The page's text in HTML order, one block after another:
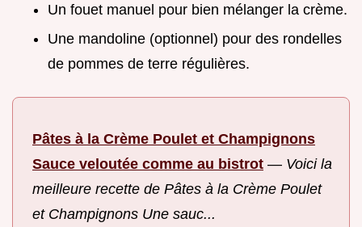
Un fouet manuel pour bien mélanger la crème.
Une mandoline (optionnel) pour des rondelles
de pommes de terre régulières.
Pâtes à la Crème Poulet et Champignons
Sauce veloutée comme au bistrot — Voici la
meilleure recette de Pâtes à la Crème Poulet
et Champignons Une sauc...